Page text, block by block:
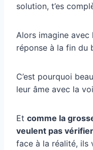
solution, t’es
Alors imagine avec
réponse à la fin du
C’est pourquoi
leur âme avec la
Et comme la
veulent pas vérifier
face à la réalité, ils